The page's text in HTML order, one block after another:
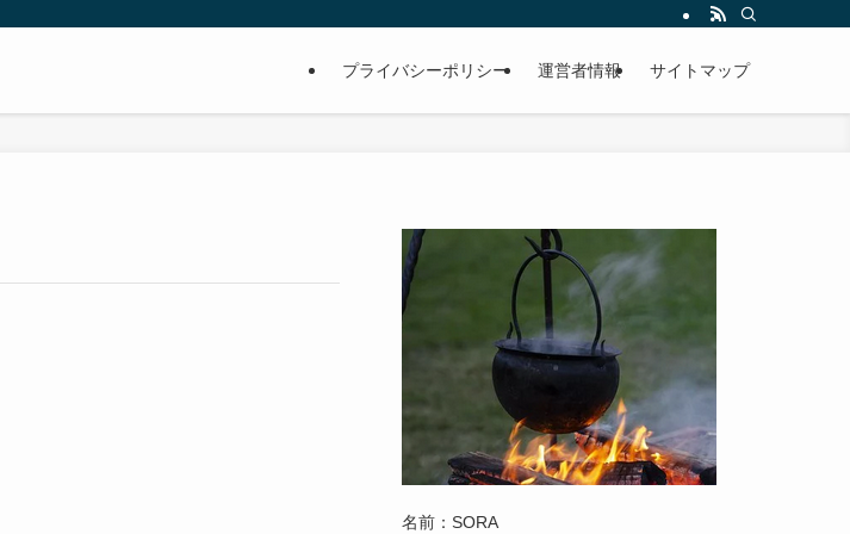
プライバシーポリシー 運営者情報 サイトマップ
名前：SORA